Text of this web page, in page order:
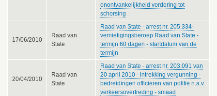
onontvankelijkheid vordering tot
schorsing
17/06/2010
Raad van
State
Raad van State - arrest nr. 205.334-
vernietigingsberoep Raad van State -
termijn 60 dagen - startdatum van de
termijn
20/04/2010
Raad van
State
Raad van State - arrest nr. 203.091 van
20 april 2010 - intrekking vergunning -
bedreidingen officieren van politie n.a.v.
verkeersovertreding - smaad